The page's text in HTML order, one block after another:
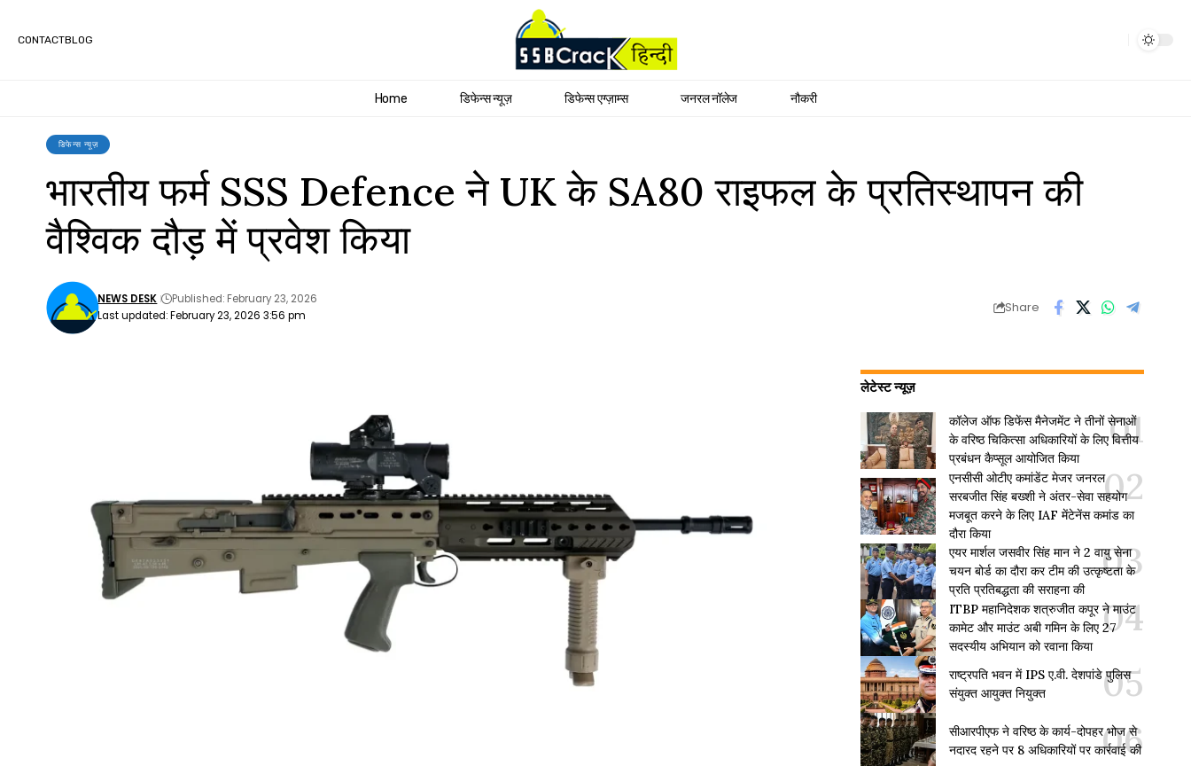
CONTACTBLOG
Home डिफेन्स न्यूज़ डिफेन्स एग्ज़ाम्स जनरल नॉलेज नौकरी
डिफेन्स न्यूज़
भारतीय फर्म SSS Defence ने UK के SA80 राइफल के प्रतिस्थापन की
वैश्विक दौड़ में प्रवेश किया
Last updated: February 23, 2026 3:56 pm
NEWS DESK Published: February 23, 2026
Share
लेटेस्ट न्यूज़
कॉलेज ऑफ डिफेंस मैनेजमेंट ने तीनों सेनाओं
के वरिष्ठ चिकित्सा अधिकारियों के लिए वित्तीय
प्रबंधन कैप्सूल आयोजित किया
एनसीसी ओटीए कमांडेंट मेजर जनरल
सरबजीत सिंह बख्शी ने अंतर-सेवा सहयोग
मजबूत करने के लिए IAF मेंटेनेंस कमांड का
दौरा किया
एयर मार्शल जसवीर सिंह मान ने 2 वायु सेना
चयन बोर्ड का दौरा कर टीम की उत्कृष्टता के
प्रति प्रतिबद्धता की सराहना की
ITBP महानिदेशक शत्रुजीत कपूर ने माउंट
कामेट और माउंट अबी गमिन के लिए 27
सदस्यीय अभियान को रवाना किया
राष्ट्रपति भवन में IPS ए.वी. देशपांडे पुलिस
संयुक्त आयुक्त नियुक्त
सीआरपीएफ ने वरिष्ठ के कार्य-दोपहर भोज से
नदारद रहने पर 8 अधिकारियों पर कार्रवाई की